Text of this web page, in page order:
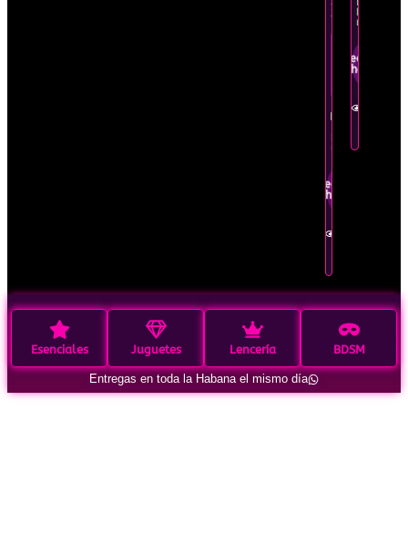
y
otras.
Oferta
por
tiempo
mismo
Pedir por
WhatsApp
hoy
mismo
Pedir por
WhatsApp
Esenciales Juguetes Lencería BDSM
Entregas en toda la Habana el mismo día